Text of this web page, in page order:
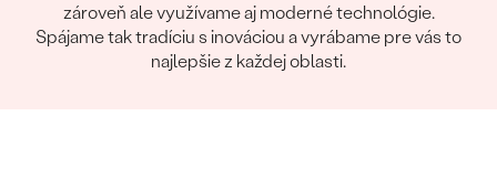
zároveň ale využívame aj moderné technológie.
Spájame tak tradíciu s inováciou a vyrábame pre vás to
najlepšie z každej oblasti.